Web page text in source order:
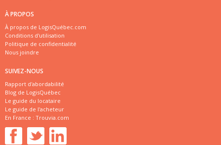
À PROPOS
À propos de LogisQuébec.com
Conditions d'utilisation
Politique de confidentialité
Nous joindre
SUIVEZ-NOUS
Rapport d'abordabilité
Blog de LogisQuébec
Le guide du locataire
Le guide de l'acheteur
En France : Trouvia.com